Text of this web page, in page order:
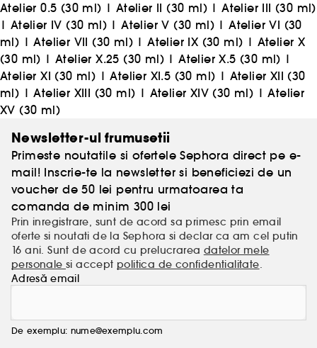
Atelier 0.5 (30 ml) | Atelier II (30 ml) |Atelier III (30 ml)
| Atelier IV (30 ml) |Atelier V (30 ml) |Atelier VI (30
ml) |Atelier VII (30 ml) |Atelier IX (30 ml) | Atelier X
(30 ml) |Atelier X.25 (30 ml) |Atelier X.5 (30 ml) |
Atelier XI (30 ml) |Atelier XI.5 (30 ml) | Atelier XII (30
ml) |Atelier XIII (30 ml) | Atelier XIV (30 ml) |Atelier
XV (30 ml)
Newsletter-ul frumusetii
Primeste noutatile si ofertele Sephora direct pe e-
mail! Inscrie-te la newsletter si beneficiezi de un
voucher de 50 lei pentru urmatoarea ta
comanda de minim 300 lei
Prin inregistrare, sunt de acord sa primesc prin email
oferte si noutati de la Sephora si declar ca am cel putin
16 ani. Sunt de acord cu prelucrarea datelor mele
personalesi accept politica de confidentialitate.
Adresă email
De exemplu: nume@exemplu.com